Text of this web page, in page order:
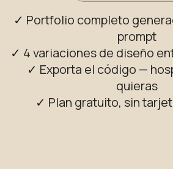
✓ Portfolio completo
prompt
✓ 4 variaciones de diseño
✓ Exporta el código —
quieras
✓ Plan gratuito, sin